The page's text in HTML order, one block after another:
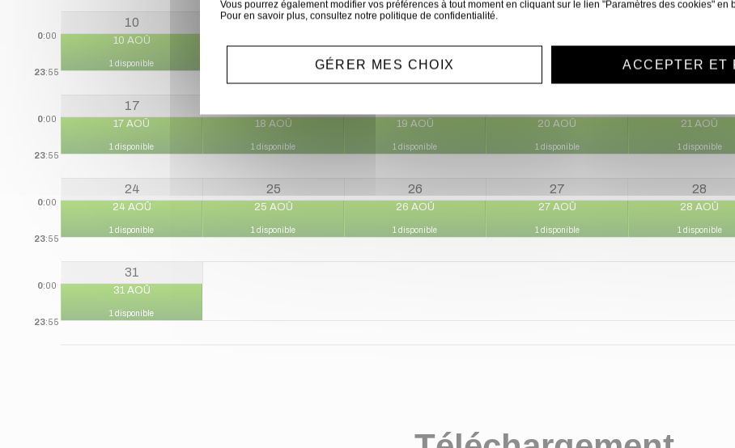
10 11 12
0:00 10 AOÛ
1 disponible 1 disponible 1 disponible
23:55
17
0:00 17 AOÛ
1 disponible
18 AOÛ
1 disponible
19 AOÛ
1 disponible
20 AOÛ
1 disponible
21 AOÛ
1 disponible
23:55
24 25 26 27 28
0:00 24 AOÛ
1 disponible
25 AOÛ
1 disponible
26 AOÛ
1 disponible
27 AOÛ
1 disponible
28 AOÛ
1 disponible
23:55
31
0:00 31 AOÛ
1 disponible
23:55
Vous pourrez également modifier vos préférences à tout moment en cliquant sur le lien "Paramètres des cookies" en
Pour en savoir plus, consultez notre politique de confidentialité.
GÉRER MES CHOIX ACCEPTER ET